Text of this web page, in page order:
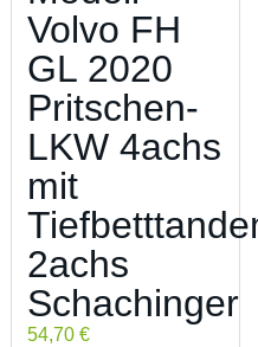
Volvo FH
GL 2020
Pritschen-
LKW 4achs
mit
2achs
Schachinger
54,70 €